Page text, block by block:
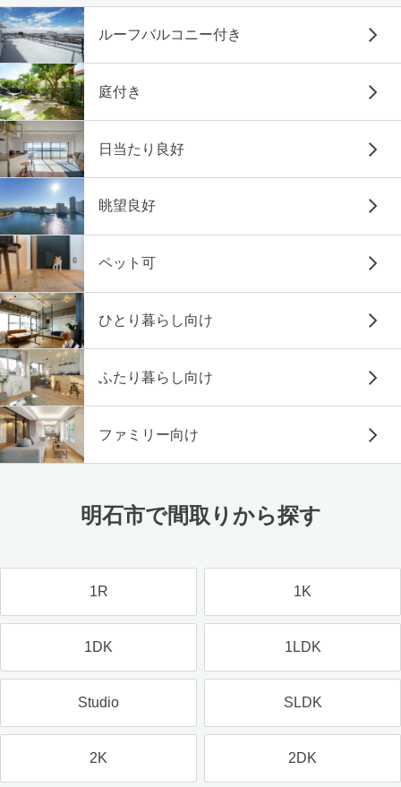
ルーフバルコニー付き
庭付き
日当たり良好
眺望良好
ペット可
ひとり暮らし向け
ふたり暮らし向け
ファミリー向け
明石市で間取りから探す
1R 1K
1DK 1LDK
Studio SLDK
2K 2DK